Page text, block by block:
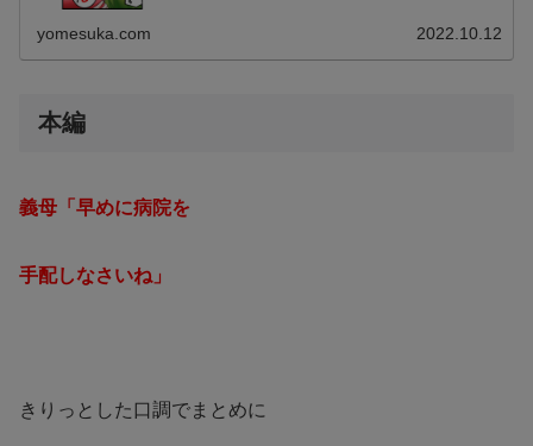
yomesuka.com 2022.10.12
本編
義母「早めに病院を
手配しなさいね」
きりっとした口調でまとめに